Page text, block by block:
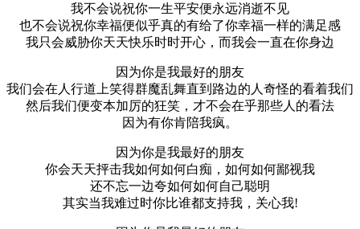
我不会说祝你一生平安便永远消逝不见
也不会说祝你幸福便似乎真的有给了你幸福一样的满足感
我只会威胁你天天快乐时时开心，而我会一直在你身边
因为你是我最好的朋友
我们会在人行道上笑得群魔乱舞直到路边的人奇怪的看着我们
然后我们便变本加厉的狂笑，才不会在乎那些人的看法
因为有你肯陪我疯。
因为你是我最好的朋友
你会天天抨击我如何如何白痴，如何如何鄙视我
还不忘一边夸如何如何自己聪明
其实当我难过时你比谁都支持我，关心我!